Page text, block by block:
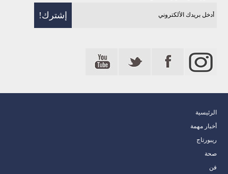
الرئيسية
أخبار مهمة
ريبورتاج
صحة
فن